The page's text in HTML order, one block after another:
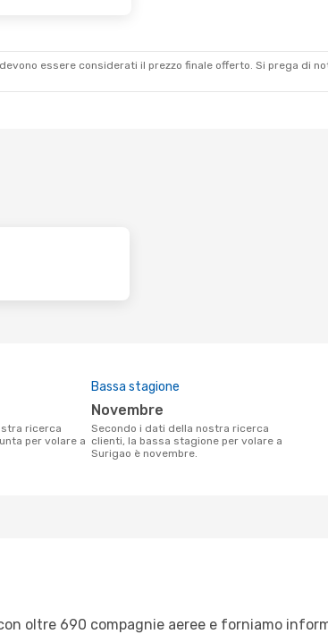
essere considerati il ​​prezzo finale offerto. Si prega di
per volare a
Bassa stagione
novembre
Secondo i dati della nostra ricerca
clienti, la bassa stagione per volare a
Surigao è novembre.
oltre 690 compagnie aeree e forniamo